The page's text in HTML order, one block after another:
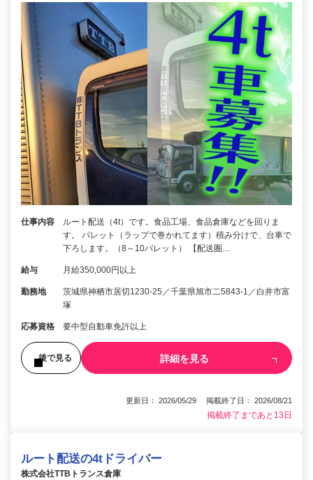
仕事内容
ルート配送（4t）です。食品工場、食品倉庫などを回りま
す。 パレット（ラップで巻かれてます）積み分けで、台車で
下ろします。（8～10パレット） 【配送圏…
給与 月給350,000円以上
勤務地
茨城県神栖市居切1230‐25／千葉県旭市二5843-1／白井市富
塚
応募資格 要中型自動車免許以上
後で見る 詳細を見る
更新日： 2026/05/29 掲載終了日： 2026/08/21
掲載終了まであと13日
ルート配送の4tドライバー
株式会社TTBトランス倉庫